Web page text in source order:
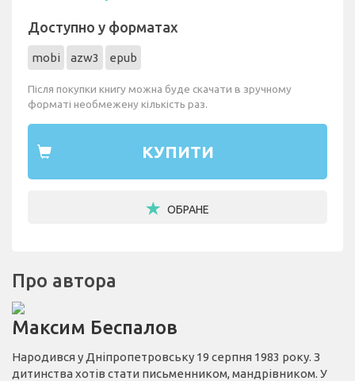
Доступно у форматах
mobi azw3 epub
Після покупки книгу можна буде скачати в зручному
форматі необмежену кількість раз.
КУПИТИ
ОБРАНЕ
Про автора
Максим Беспалов
Народився у Дніпропетровську 19 серпня 1983 року. З
дитинства хотів стати письменником, мандрівником. У